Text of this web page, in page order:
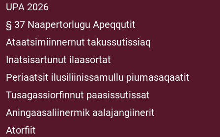
UPA 2026
§ 37 Naapertorlugu Apeqqutit
Ataatsimiinnernut takussutissiaq
Inatsisartunut ilaasortat
Periaatsit ilusiliinissamullu piumasaqaatit
Tusagassiorfinnut paasissutissat
Aningaasaliinermik aalajangiinerit
Atorfiit